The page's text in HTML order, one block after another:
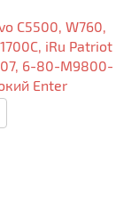
C5500, W760,
iRu Patriot
6-80-M9800-
Enter